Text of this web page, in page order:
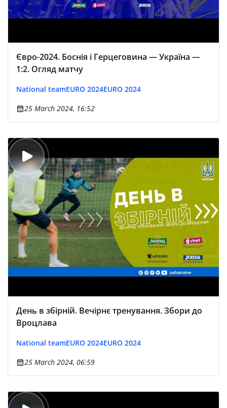
Євро-2024. Боснія і Герцеговина — Україна —
1:2. Огляд матчу
National teamEURO 2024EURO 2024
25 March 2024, 16:52
День в збірній. Вечірнє тренування. Збори до
Вроцлава
National teamEURO 2024EURO 2024
25 March 2024, 06:59